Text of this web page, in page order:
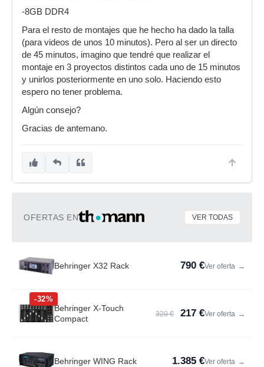
-8GB DDR4
Para el resto de montajes que he hecho ha dado la talla
(para videos de unos 10 minutos). Pero al ser un directo
de 45 minutos, imagino que tendré que realizar el
montaje en 3 proyectos distintos cada uno de 15 minutos
y unirlos posteriormente en uno solo. Haciendo esto
espero no tener problema.
Algún consejo?
Gracias de antemano.
OFERTAS EN VER TODAS
Behringer X32 Rack 790 €Ver oferta →
-32%
Behringer X-Touch
Compact
320 € 217 €Ver oferta →
Behringer WING Rack 1.385 €Ver oferta →